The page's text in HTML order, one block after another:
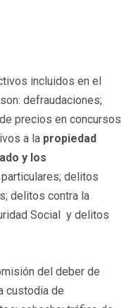
incluidos en el
defraudaciones;
precios en concursos
a la propiedad
y los
delitos
delitos contra la
Social y delitos
del deber de
custodia de